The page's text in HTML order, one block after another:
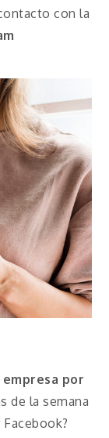
con la
por
de la semana